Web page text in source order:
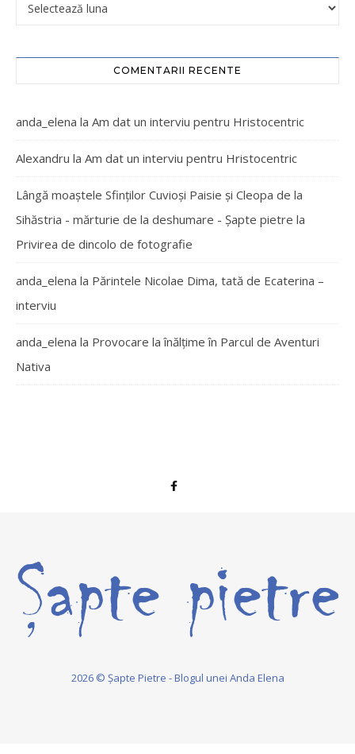
COMENTARII RECENTE
anda_elena la Am dat un interviu pentru Hristocentric
Alexandru la Am dat un interviu pentru Hristocentric
Lângă moaștele Sfinților Cuvioși Paisie și Cleopa de la
Sihăstria - mărturie de la deshumare - Şapte pietre la
Privirea de dincolo de fotografie
anda_elena la Părintele Nicolae Dima, tată de Ecaterina –
interviu
anda_elena la Provocare la înălțime în Parcul de Aventuri
Nativa
2026 © Șapte Pietre - Blogul unei Anda Elena